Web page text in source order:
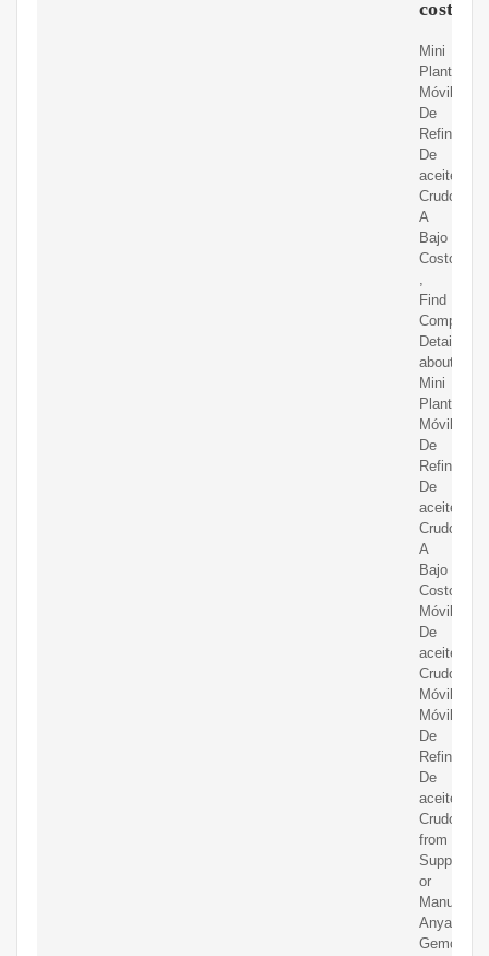
costo
Mini
Planta
Móvil
De
Refinería
De
aceite
Crudo
A
Bajo
Costo
Find
Complete
Details
about
Mini
Planta
Móvil
De
Refinería
De
aceite
Crudo
A
Bajo
Móvil
De
aceite
Móvil
De
Refinería
De
aceite
Crudo
from
Supplier
or
Anyang
Gemco